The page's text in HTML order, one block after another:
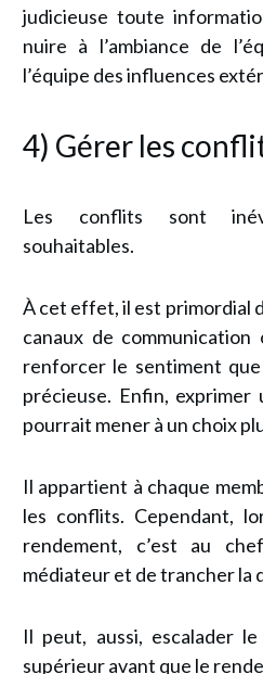
judicieuse toute
nuire à l’ambiance de
l’équipe des influences
4) Gérer les
Les conflits sont
souhaitables.
À cet effet, il est primordial
canaux de
renforcer le sentiment
précieuse. Enfin,
pourrait mener à un choix
Il appartient à chaque
les conflits. Cependant,
rendement, c’est au
médiateur et de trancher la
Il peut, aussi, escalader
supérieur avant que le